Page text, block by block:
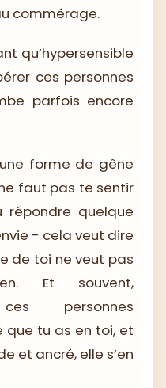
commérage.
qu’hypersensible
ces personnes
parfois encore
forme de gêne
faut pas te sentir
quelque
- cela veut dire
de toi ne veut pas
Et souvent,
ces personnes
que tu as en toi, et
et ancré, elle s’en